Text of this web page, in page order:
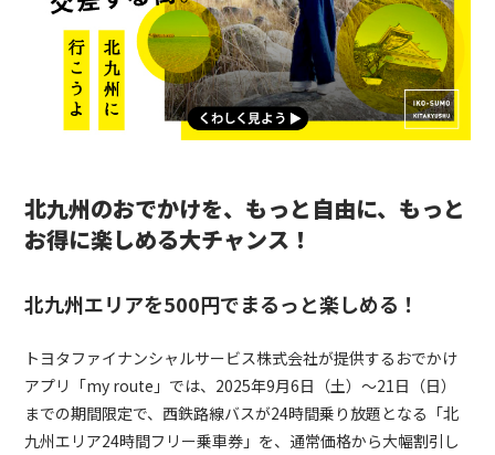
北九州のおでかけを、もっと自由に、もっと
お得に楽しめる大チャンス！
北九州エリアを500円でまるっと楽しめる！
トヨタファイナンシャルサービス株式会社が提供するおでかけ
アプリ「my route」では、2025年9月6日（土）～21日（日）
までの期間限定で、西鉄路線バスが24時間乗り放題となる「北
九州エリア24時間フリー乗車券」を、通常価格から大幅割引し